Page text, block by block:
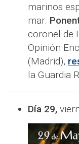
marinos
mar.
coronel de
Opinión
(Madrid),
la Guardia
Día 29,